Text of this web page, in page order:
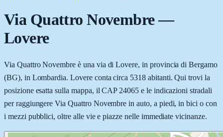
Via Quattro Novembre—
Lovere
Via Quattro Novembre è una via di Lovere, in provincia di Bergamo
(BG), in Lombardia. Lovere conta circa 5318 abitanti. Qui trovi la
posizione esatta sulla mappa, il CAP 24065 e le indicazioni stradali
per raggiungere Via Quattro Novembre in auto, a piedi, in bici o con
i mezzi pubblici, oltre alle vie e piazze nelle immediate vicinanze.